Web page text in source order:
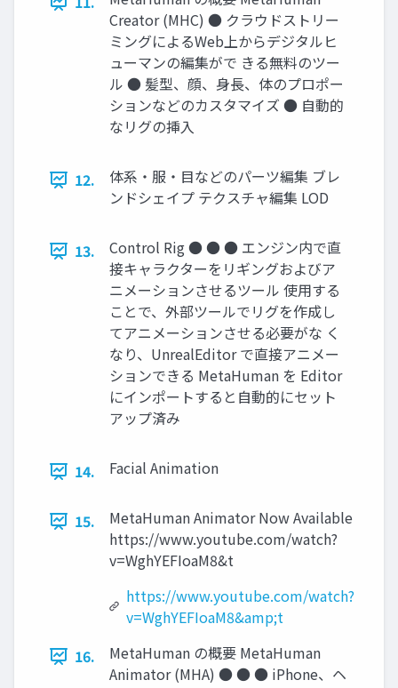
Creator (MHC) ● クラウドストリー
ミングによるWeb上からデジタルヒ
ューマンの編集がで きる無料のツー
ル ● 髪型、顔、身長、体のプロポー
ションなどのカスタマイズ ● 自動的
なリグの挿入
12.
体系・服・目などのパーツ編集 ブレ
ンドシェイプ テクスチャ編集 LOD
13.
Control Rig ● ● ● エンジン内で直
接キャラクターをリギングおよびア
ニメーションさせるツール 使用する
ことで、外部ツールでリグを作成し
てアニメーションさせる必要がな く
なり、UnrealEditor で直接アニメー
ションできる MetaHuman を Editor
にインポートすると自動的にセット
アップ済み
14. Facial Animation
15.
MetaHuman Animator Now Available
https://www.youtube.com/watch?
v=WghYEFIoaM8&t
https://www.youtube.com/watch?
v=WghYEFIoaM8&amp;t
16.
MetaHuman の概要 MetaHuman
Animator (MHA) ● ● ● iPhone、ヘ